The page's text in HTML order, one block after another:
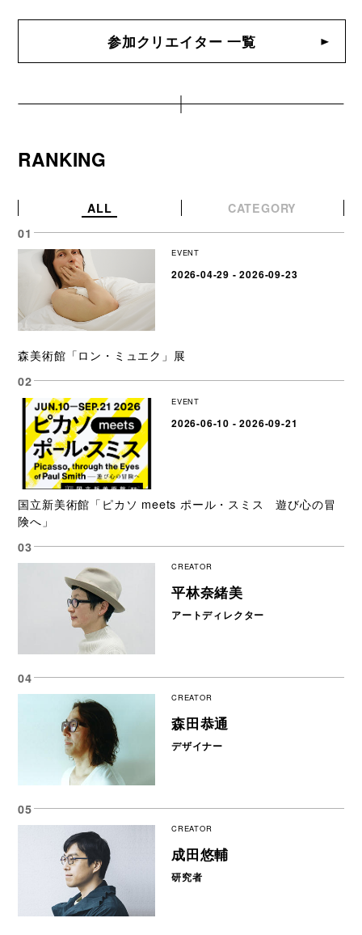
参加クリエイター 一覧
RANKING
ALL CATEGORY
EVENT
2026-04-29 - 2026-09-23
森美術館「ロン・ミュエク」展
EVENT
2026-06-10 - 2026-09-21
国立新美術館「ピカソ meets ポール・スミス 遊び心の冒
険へ」
CREATOR
平林奈緒美
アートディレクター
CREATOR
森田恭通
デザイナー
CREATOR
成田悠輔
研究者